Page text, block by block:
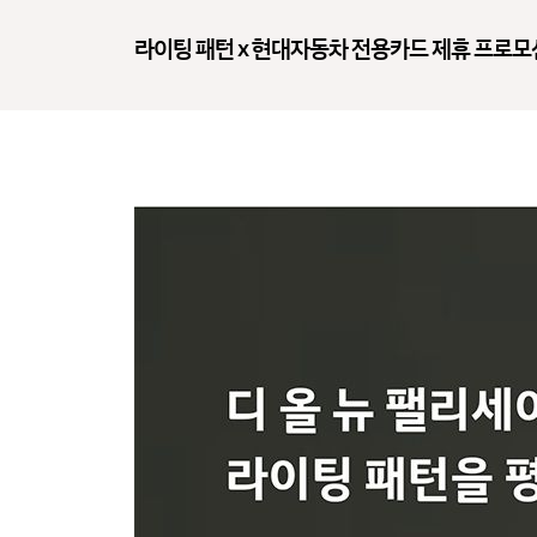
라이팅 패턴 x 현대자동차 전용카드 제휴 프로모